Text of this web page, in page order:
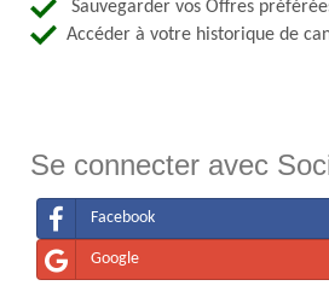
Sauvegarder vos Offres
Accéder à votre historique de
Se connecter avec
Facebook
Google